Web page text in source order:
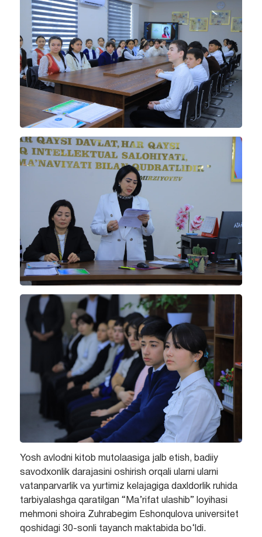
Yosh avlodni kitob mutolaasiga jalb etish, badiiy
savodxonlik darajasini oshirish orqali ularni ularni
vatanparvarlik va yurtimiz kelajagiga daxldorlik ruhida
tarbiyalashga qaratilgan “Ma’rifat ulashib” loyihasi
mehmoni shoira Zuhrabegim Eshonqulova universitet
qoshidagi 30-sonli tayanch maktabida bo‘ldi.